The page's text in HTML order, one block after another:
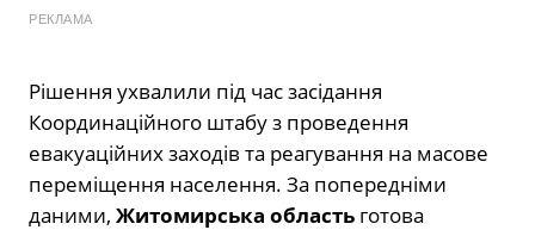
РЕКЛАМА
Рішення ухвалили під час засідання
Координаційного штабу з проведення
евакуаційних заходів та реагування на масове
переміщення населення. За попередніми
даними, Житомирська область готова